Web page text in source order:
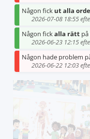
Någon fick ut alla
2026-07-08 18:55
Någon fickalla rätt
2026-06-23 12:15
Någon hade problem
2026-06-22 12:03